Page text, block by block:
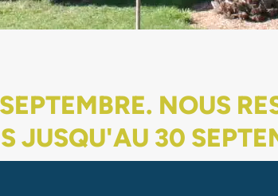
NOUS
JUSQU'AU 30